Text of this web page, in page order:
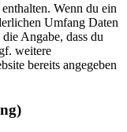
Wenn du ein
Umfang Daten
Angabe, dass du
weitere
bereits angegeben